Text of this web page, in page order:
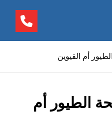
أم القيوين
الطيور أم